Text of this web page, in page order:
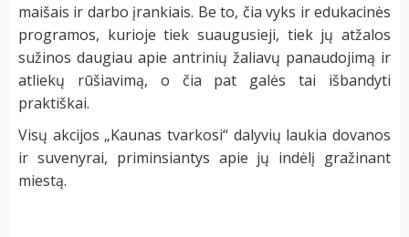
maišais ir darbo įrankiais. Be to, čia vyks ir edukacinės
programos, kurioje tiek suaugusieji, tiek jų atžalos
sužinos daugiau apie antrinių žaliavų panaudojimą ir
atliekų rūšiavimą, o čia pat galės tai išbandyti
praktiškai.
Visų akcijos „Kaunas tvarkosi“ dalyvių laukia dovanos
ir suvenyrai, priminsiantys apie jų indėlį gražinant
miestą.